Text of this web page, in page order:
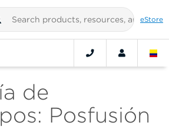
eStore
de
Posfusión